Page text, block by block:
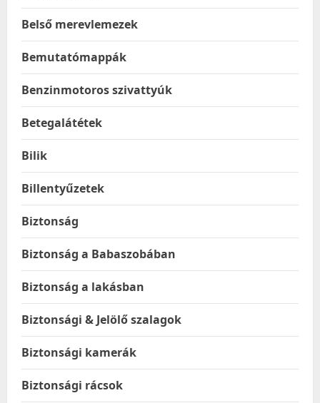
Belső merevlemezek
Bemutatómappák
Benzinmotoros szivattyúk
Betegalátétek
Bilik
Billentyűzetek
Biztonság
Biztonság a Babaszobában
Biztonság a lakásban
Biztonsági & Jelölő szalagok
Biztonsági kamerák
Biztonsági rácsok